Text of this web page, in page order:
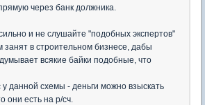
через банк должника.
и не слушайте "подобных экспертов"
в строительном бизнесе, дабы
всякие байки подобные, что
данной схемы - деньги можно взыскать
они есть на р/сч.